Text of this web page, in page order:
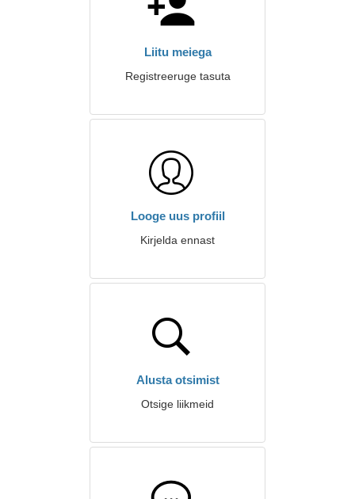
Liitu meiega
Registreeruge tasuta
Looge uus profiil
Kirjelda ennast
Alusta otsimist
Otsige liikmeid